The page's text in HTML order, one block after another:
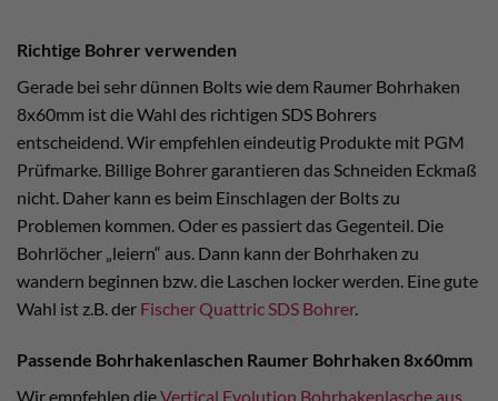
Richtige Bohrer verwenden
Gerade bei sehr dünnen Bolts wie dem Raumer Bohrhaken
8x60mm ist die Wahl des richtigen SDS Bohrers
entscheidend. Wir empfehlen eindeutig Produkte mit PGM
Prüfmarke. Billige Bohrer garantieren das Schneiden Eckmaß
nicht. Daher kann es beim Einschlagen der Bolts zu
Problemen kommen. Oder es passiert das Gegenteil. Die
Bohrlöcher „leiern“ aus. Dann kann der Bohrhaken zu
wandern beginnen bzw. die Laschen locker werden. Eine gute
Wahl ist z.B. der Fischer Quattric SDS Bohrer.
Passende Bohrhakenlaschen Raumer Bohrhaken 8x60mm
Wir empfehlen dieVertical Evolution Bohrhakenlasche aus